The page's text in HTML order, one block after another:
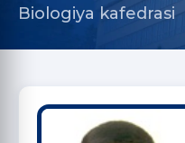
Biologiya kafedrasi